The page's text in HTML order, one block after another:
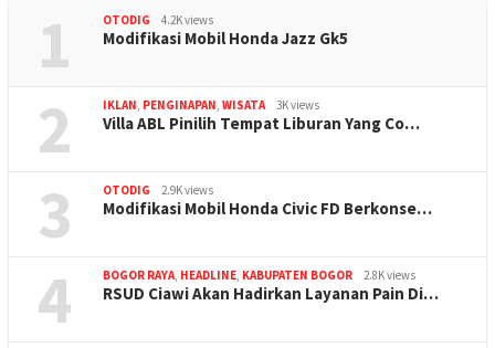
1 OTODIG 4.2K views
Modifikasi Mobil Honda Jazz Gk5
2 IKLAN PENGINAPAN WISATA 3K views
Villa ABL Pinilih Tempat Liburan Yang Co…
3 OTODIG 2.9K views
Modifikasi Mobil Honda Civic FD Berkonse…
4 BOGOR RAYA HEADLINE KABUPATEN BOGOR 2.8K views
RSUD Ciawi Akan Hadirkan Layanan Pain Di…